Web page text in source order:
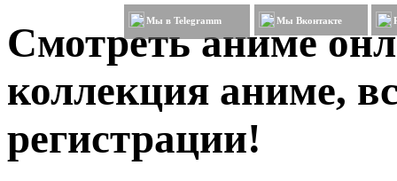
Смотреть аниме
коллекция аниме,
регистрации!
Мы в Telegramm Мы Вконтакте